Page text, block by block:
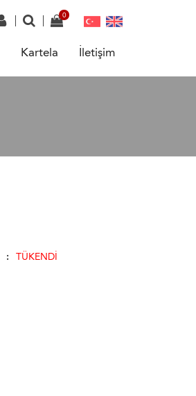
Kartela İletişim
TÜKENDİ